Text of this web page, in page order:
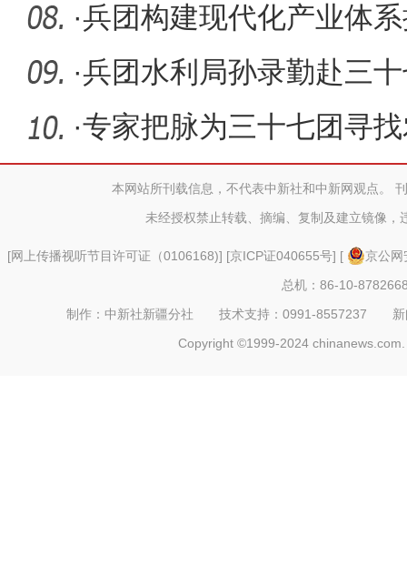
暂停健
·兵团构建现代化产业体
实
·兵团水利局孙录勤赴三
·专家把脉为三十七团寻
技密码
本网站所刊载信息，不代表中新社和中新网观点。
未经授权禁止转载、摘编、复制及建立镜像，
[网上传播视听节目许可证（0106168)] [京ICP证040655号] [
京公
总机：86-10-
制作：中新社新疆分社 技术支持：0991-8557237
Copyright ©1999-2024